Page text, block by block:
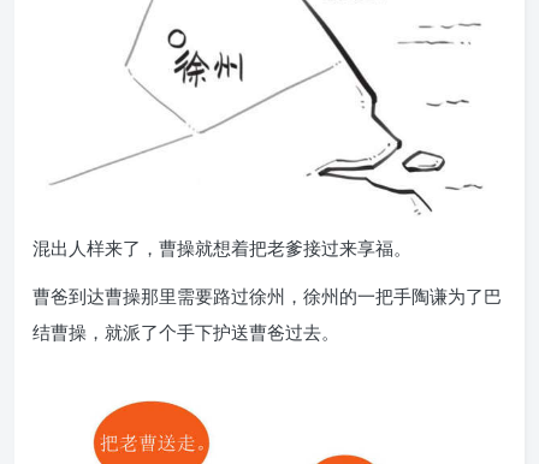
混出人样来了，曹操就想着把老爹接过来享福。
曹爸到达曹操那里需要路过徐州，徐州的一把手陶谦为了巴
结曹操，就派了个手下护送曹爸过去。